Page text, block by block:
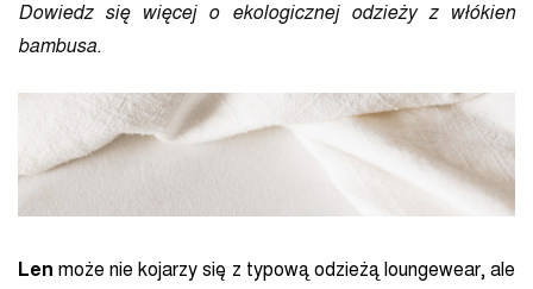
Dowiedz się więcej o ekologicznej odzieży z włókien
bambusa.
Len może nie kojarzy się z typową odzieżą loungewear, ale